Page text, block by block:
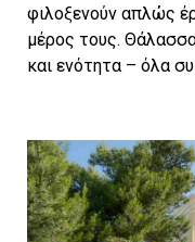
φιλοξενούν απλώς
μέρος τους.
και ενότητα – όλα